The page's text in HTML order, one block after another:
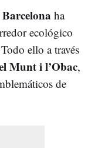
ha
ecológico
ello a través
Munt i l’Obac,
de